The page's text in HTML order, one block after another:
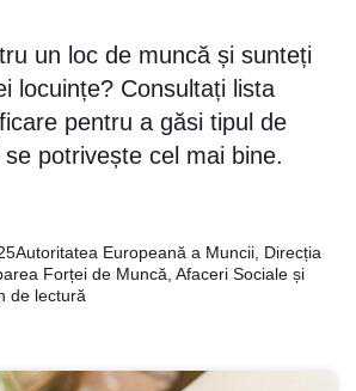
un loc de muncă și sunteți
locuințe? Consultați lista
pentru a găsi tipul de
se potrivește cel mai bine.
Autoritatea Europeană a Muncii, Direcția
Forței de Muncă, Afaceri Sociale și
de lectură